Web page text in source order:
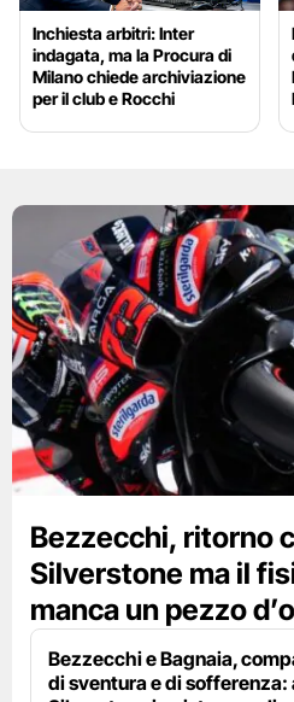
Inchiesta arbitri: Inter
indagata, ma la Procura di
Milano chiede archiviazione
per il club e Rocchi
Bezzecchi, ritorno
Silverstone ma il
manca un pezzo
Bezzecchi e Bagnaia,
di sventura e di sofferenza: